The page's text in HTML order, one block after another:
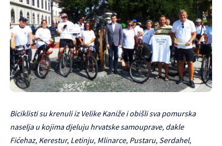
Biciklisti su krenuli iz Velike Kaniže i obišli sva pomurska
naselja u kojima djeluju hrvatske samouprave, dakle
Fićehaz, Kerestur, Letinju, Mlinarce, Pustaru, Serdahel,